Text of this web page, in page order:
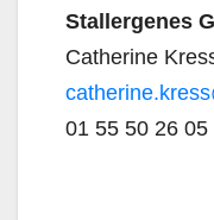
Stallergenes
Catherine
01 55 50 26 05